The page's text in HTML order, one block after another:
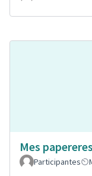
Mes
Participantes